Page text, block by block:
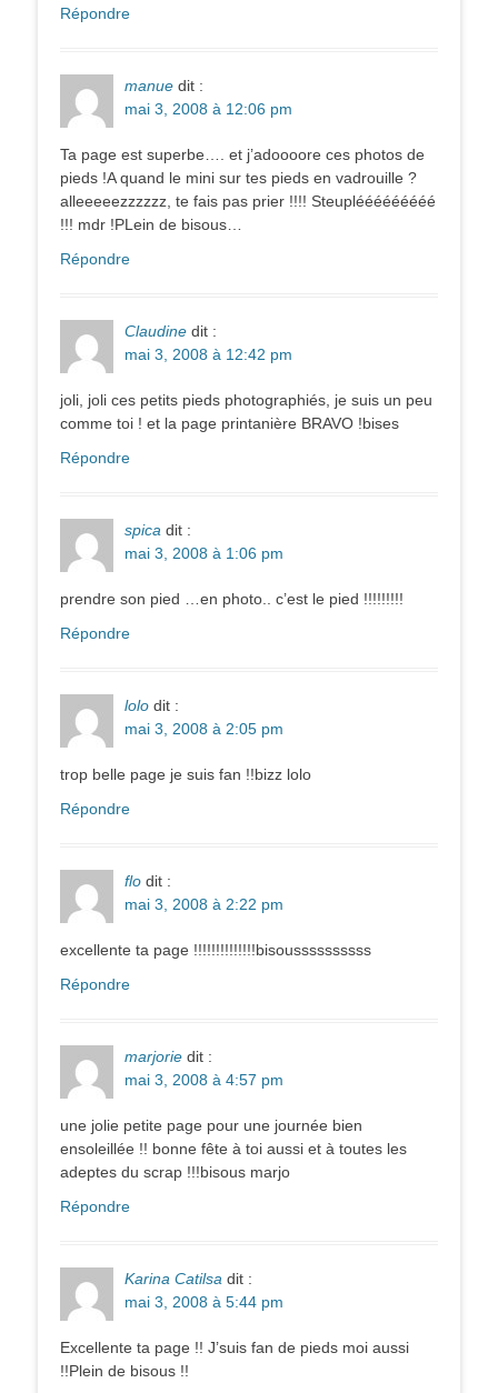
Répondre
manue dit :
mai 3, 2008 à 12:06 pm
Ta page est superbe…. et j’adoooore ces photos de
pieds !A quand le mini sur tes pieds en vadrouille ?
alleeeeezzzzzz, te fais pas prier !!!! Steuplééééééééé
!!! mdr !PLein de bisous…
Répondre
Claudine dit :
mai 3, 2008 à 12:42 pm
joli, joli ces petits pieds photographiés, je suis un peu
comme toi ! et la page printanière BRAVO !bises
Répondre
spica dit :
mai 3, 2008 à 1:06 pm
prendre son pied …en photo.. c’est le pied !!!!!!!!!
Répondre
lolo dit :
mai 3, 2008 à 2:05 pm
trop belle page je suis fan !!bizz lolo
Répondre
flo dit :
mai 3, 2008 à 2:22 pm
excellente ta page !!!!!!!!!!!!!!bisoussssssssss
Répondre
marjorie dit :
mai 3, 2008 à 4:57 pm
une jolie petite page pour une journée bien
ensoleillée !! bonne fête à toi aussi et à toutes les
adeptes du scrap !!!bisous marjo
Répondre
Karina Catilsa dit :
mai 3, 2008 à 5:44 pm
Excellente ta page !! J’suis fan de pieds moi aussi
!!Plein de bisous !!